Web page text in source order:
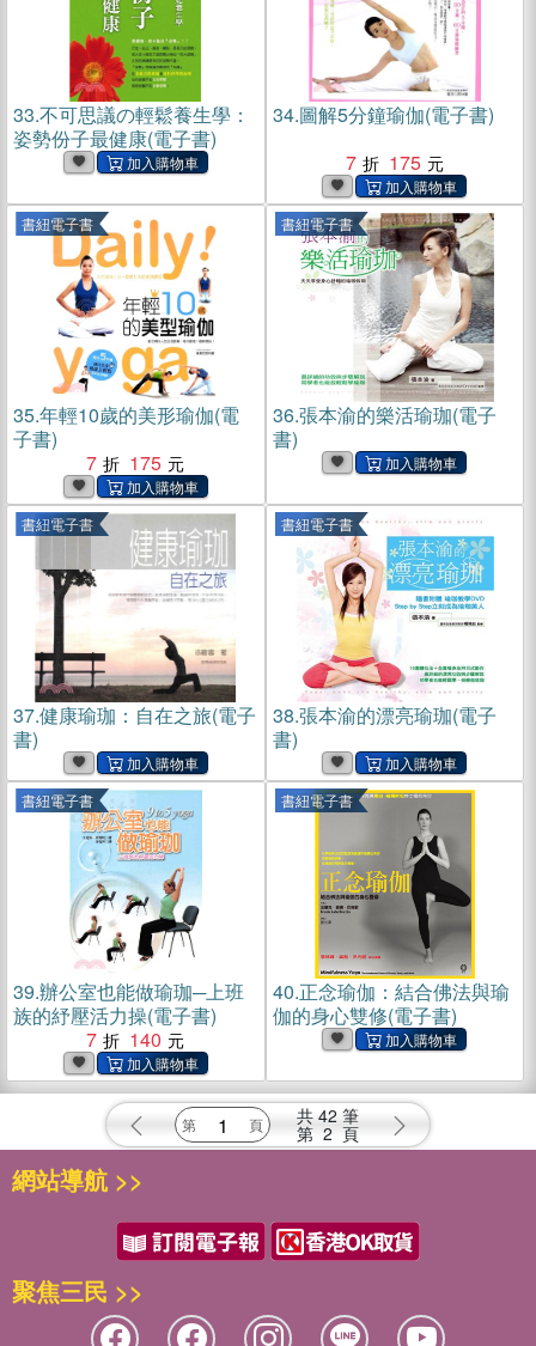
33.不可思議の輕鬆養生學：
姿勢份子最健康(電子書)
34.圖解5分鐘瑜伽(電子書)
7
175
書紐電子書
35.年輕10歲的美形瑜伽(電
子書)
7
175
書紐電子書
36.張本渝的樂活瑜珈(電子
書)
書紐電子書
37.健康瑜珈：自在之旅(電子
書)
書紐電子書
38.張本渝的漂亮瑜珈(電子
書)
書紐電子書
39.辦公室也能做瑜珈─上班
族的紓壓活力操(電子書)
7
140
書紐電子書
40.正念瑜伽：結合佛法與瑜
伽的身心雙修(電子書)
共 42 筆
第 2 頁
網站導航 >>
聚焦三民 >>